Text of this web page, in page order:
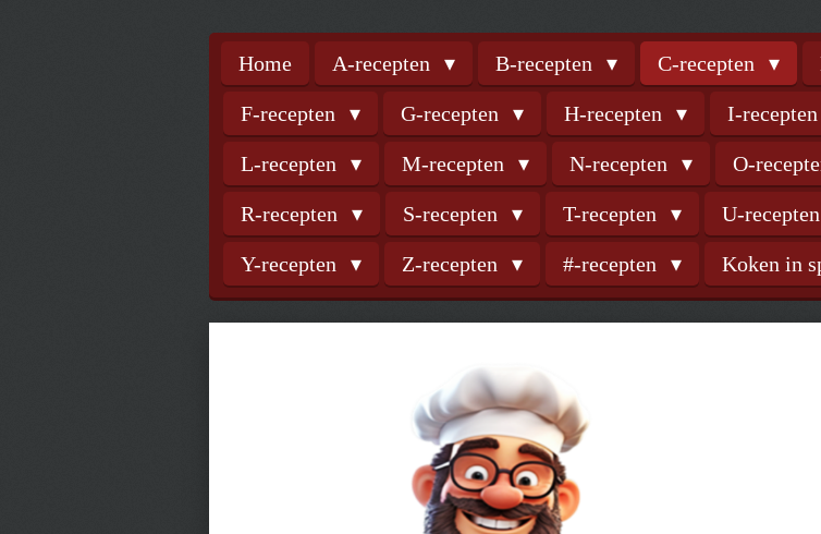
Home A-recepten B-recepten C-recepten
F-recepten G-recepten H-recepten I-recepten
L-recepten M-recepten N-recepten O-
R-recepten S-recepten T-recepten U-recepten
Y-recepten Z-recepten #-recepten Koken in